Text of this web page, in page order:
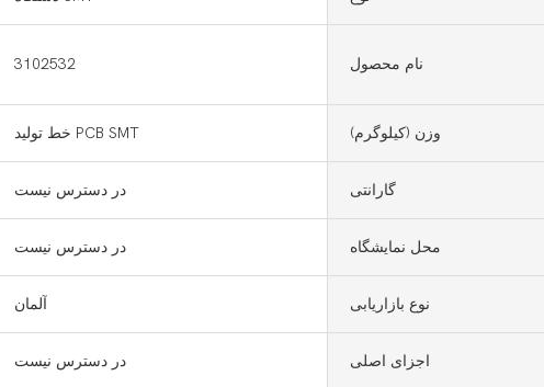
3102532 نام محصول
خط تولید PCB SMT وزن (کیلوگرم)
در دسترس نیست گارانتی
در دسترس نیست محل نمایشگاه
آلمان نوع بازاریابی
در دسترس نیست اجزای اصلی